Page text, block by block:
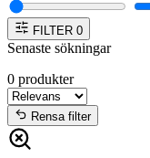
FILTER 0
Senaste sökningar
0 produkter
Rensa filter